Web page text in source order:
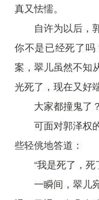
真又怯懦。
自许为以后
你不是已经死了
案，翠儿虽然不知
光死了，现在又好
大家都撞鬼了？
可面对郭泽权
些轻佻地答道：
“我是死了，
一瞬间，翠儿